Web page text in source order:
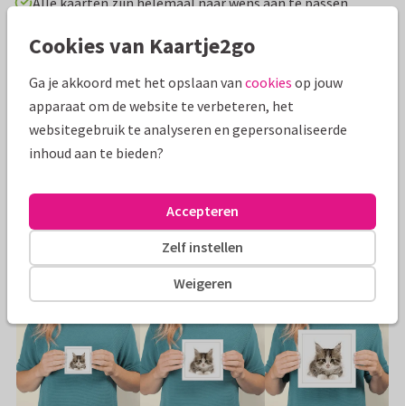
Wenskaarten Redactie Kaartje2go
Specificaties bij deze kaart
Papiersoort: Kies uit 6 luxe papiersoorten
Envelop: Witte vensterenvelop
Adres: Achterop de kaart
Formaten
Cookies van Kaartje2go
Ga je akkoord met het opslaan van cookies op jouw
apparaat om de website te verbeteren, het
websitegebruik te analyseren en gepersonaliseerde
inhoud aan te bieden?
Weigeren
Zelf instellen
Accepteren